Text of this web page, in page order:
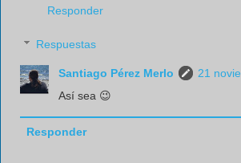
Responder
Respuestas
Santiago Pérez Merlo
21
Así sea 😉
Responder